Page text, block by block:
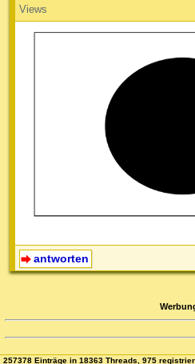
Views
antworten
257378 Einträge in 18363 Threads, 975